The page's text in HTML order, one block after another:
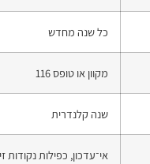
כל שנה מחדש
מקוון או טופס 116
שנה קלנדרית
אי־עדכון, כפילות נקודות